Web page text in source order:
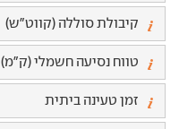
קיבולת סוללה (קווט"ש)
טווח נסיעה חשמלי (ק"מ)
זמן טעינה ביתית